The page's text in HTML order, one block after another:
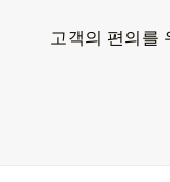
고객의 편의를